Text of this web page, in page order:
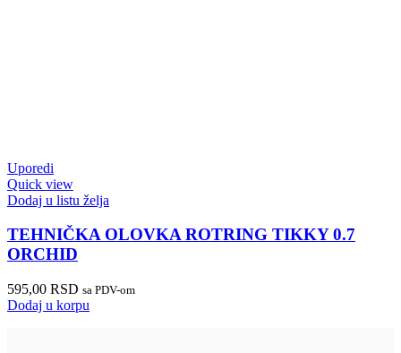
Uporedi
Quick view
Dodaj u listu želja
TEHNIČKA OLOVKA ROTRING TIKKY 0.7
ORCHID
595,00 RSD sa PDV-om
Dodaj u korpu